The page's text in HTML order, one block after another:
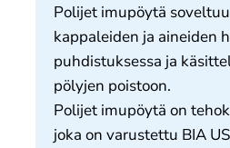
Yhteystiedot
Polijet imupöytä
kappaleiden ja aineiden
puhdistuksessa ja
pölyjen poistoon.
Polijet imupöytä on
joka on varustettu BIA